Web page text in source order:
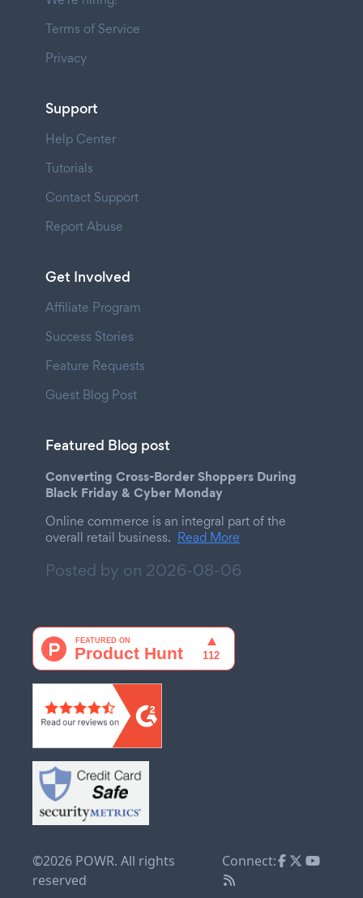
Terms of Service
Privacy
Support
Help Center
Tutorials
Contact Support
Report Abuse
Get Involved
Affiliate Program
Success Stories
Feature Requests
Guest Blog Post
Featured Blog post
Converting Cross-Border Shoppers During
Black Friday & Cyber Monday
Online commerce is an integral part of the
overall retail business. Read More
Posted by on 2026-08-06
©2026 POWR. All rights
reserved
Connect: